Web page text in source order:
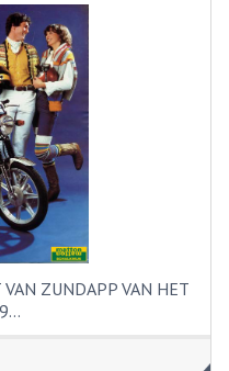
MOTORBLOKZUNDAPP VAN HET